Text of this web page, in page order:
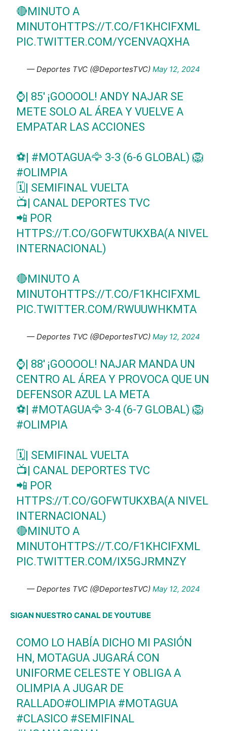
🔴MINUTO A
MINUTOHTTPS://T.CO/F1KHCIFXML
PIC.TWITTER.COM/YCENVAQXHA
— Deportes TVC (@DeportesTVC) May 12, 2024
⌚| 85' ¡GOOOOL! ANDY NAJAR SE
METE SOLO AL ÁREA Y VUELVE A
EMPATAR LAS ACCIONES
⚽| #MOTAGUA🦅 3-3 (6-6 GLOBAL) 🦁
#OLIMPIA
🗓️| SEMIFINAL VUELTA
📺| CANAL DEPORTES TVC
📲 POR
HTTPS://T.CO/GOFWTUKXBA(A NIVEL
INTERNACIONAL)
🔴MINUTO A
MINUTOHTTPS://T.CO/F1KHCIFXML
PIC.TWITTER.COM/RWUUWHKMTA
— Deportes TVC (@DeportesTVC) May 12, 2024
⌚| 88' ¡GOOOOL! NAJAR MANDA UN
CENTRO AL ÁREA Y PROVOCA QUE UN
DEFENSOR AZUL LA META
⚽| #MOTAGUA🦅 3-4 (6-7 GLOBAL) 🦁
#OLIMPIA
🗓️| SEMIFINAL VUELTA
📺| CANAL DEPORTES TVC
📲 POR
HTTPS://T.CO/GOFWTUKXBA(A NIVEL
INTERNACIONAL)
🔴MINUTO A
MINUTOHTTPS://T.CO/F1KHCIFXML
PIC.TWITTER.COM/IX5GJRMNZY
— Deportes TVC (@DeportesTVC) May 12, 2024
SIGAN NUESTRO CANAL DE YOUTUBE
COMO LO HABÍA DICHO MI PASIÓN
HN, MOTAGUA JUGARÁ CON
UNIFORME CELESTE Y OBLIGA A
OLIMPIA A JUGAR DE
RALLADO#OLIMPIA #MOTAGUA
#CLASICO #SEMIFINAL